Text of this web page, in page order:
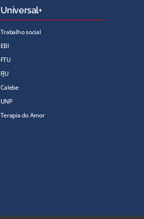
Universal+
Trabalho social
EBI
FTU
FJU
Calebe
UNP
Terapia do Amor